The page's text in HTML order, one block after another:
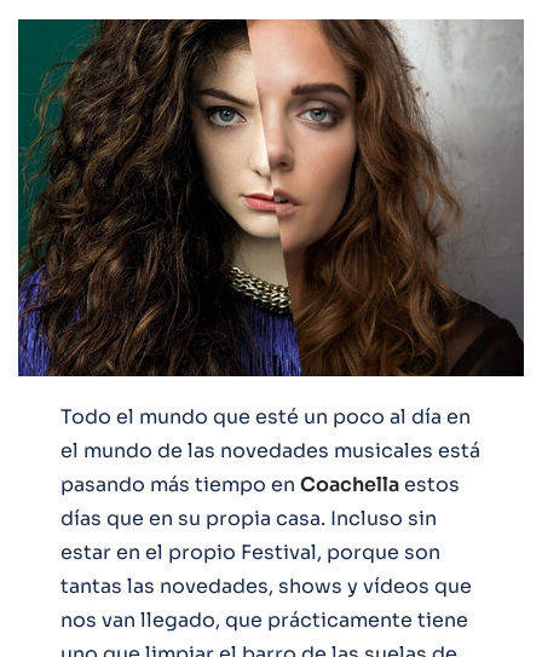
Todo el mundo que esté un poco al día en
el mundo de las novedades musicales está
pasando más tiempo en Coachellaestos
días que en su propia casa. Incluso sin
estar en el propio Festival, porque son
tantas las novedades, shows y vídeos que
nos van llegado, que prácticamente tiene